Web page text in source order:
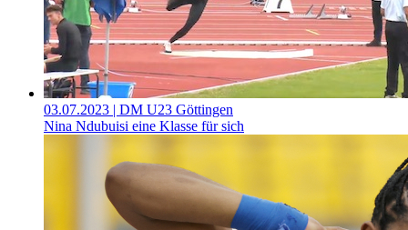
03.07.2023 | DM U23 Göttingen
Nina Ndubuisi eine Klasse für sich